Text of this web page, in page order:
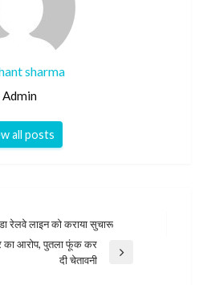
sharma
Admin
all posts
रेलवे लाइन को कराया सुचारू
का आरोप, पुतला फूंक कर
दी चेतावनी